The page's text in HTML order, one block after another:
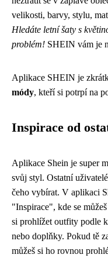
velikosti, barvy, stylu,
Hledáte letní šaty s
problém! SHEIN vám je
Aplikace SHEIN je
módy, kteří si potrpí na
Inspirace od
Aplikace Shein je super
svůj styl. Ostatní
čeho vybírat. V aplikaci
"Inspirace", kde se
si prohlížet outfity podle
nebo doplňky. Pokud tě
můžeš si ho rovnou